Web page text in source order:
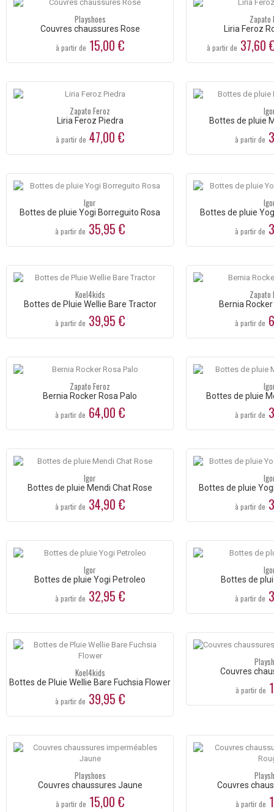
Playshoes
Couvres chaussures Rose
à partir de 15,00 €
Zapato
Liria Feroz
à partir de 37,60
Zapato Feroz
Liria Feroz Piedra
à partir de 47,00 €
Bottes de pluie
à partir de
Igor
Bottes de pluie Yogi Borreguito Rosa
à partir de 35,95 €
Bottes de pluie
à partir de
Koel4kids
Bottes de Pluie Wellie Bare Tractor
à partir de 39,95 €
Zapato
Bernia
à partir de
Zapato Feroz
Bernia Rocker Rosa Palo
à partir de 64,00 €
Bottes de pluie
à partir de
Igor
Bottes de pluie Mendi Chat Rose
à partir de 34,90 €
Bottes de pluie
à partir de
Igor
Bottes de pluie Yogi Petroleo
à partir de 32,95 €
Bottes de
à partir de
Koel4kids
Bottes de Pluie Wellie Bare Fuchsia Flower
à partir de 39,95 €
Couvres
à partir de
Playshoes
Couvres chaussures Jaune
à partir de 15,00 €
Couvres
à partir de